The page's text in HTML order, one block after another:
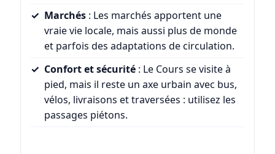
Marchés: Les marchés apportent une
vraie vie locale, mais aussi plus de monde
et parfois des adaptations de circulation.
Confort et sécurité: Le Cours se visite à
pied, mais il reste un axe urbain avec bus,
vélos, livraisons et traversées : utilisez les
passages piétons.